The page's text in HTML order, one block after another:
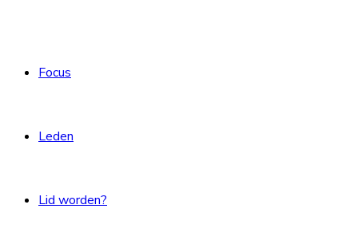
Focus
Leden
Lid worden?